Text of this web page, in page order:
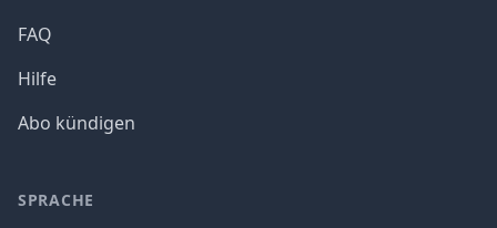
FAQ
Hilfe
Abo kündigen
SPRACHE